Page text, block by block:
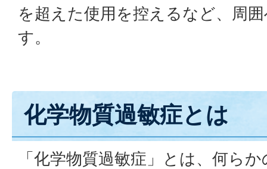
を超えた使用を控えるなど、周
す。
化学物質過敏症とは
「化学物質過敏症」とは、何ら